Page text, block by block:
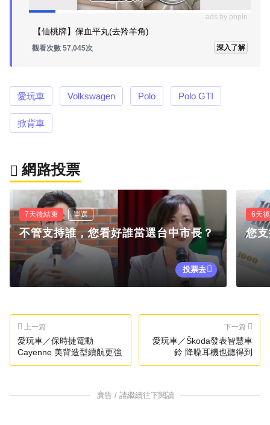
ads by popIn
【仙桃牌】保血平丸(去羚羊角)
觀看次數 57,045次 深入了解
愛玩車 Volkswagen Polo Polo GTI
掀背車
網路投票
7天後結束 單選
不管支持誰，您看好誰當選台中市長？
投票去
6天
您
上一篇
愛玩車／保時捷電動
Cayenne 美背造型續航更強
下一篇
愛玩車／Škoda發表智慧車
鈴 降噪耳機也聽得到
廣告 / 請繼續往下閱讀